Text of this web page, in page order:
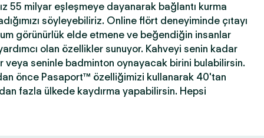
55 milyar eşleşmeye dayanarak bağlantı kurma
söyleyebiliriz. Online flört deneyiminde çıtayı
görünürlük elde etmene ve beğendiğin insanlar
olan özellikler sunuyor. Kahveyi senin kadar
veya seninle badminton oynayacak birini bulabilirsin.
önce Pasaport™ özelliğimizi kullanarak 40'tan
fazla ülkede kaydırma yapabilirsin. Hepsi